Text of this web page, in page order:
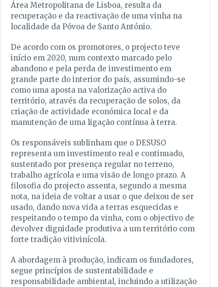
Área Metropolitana de Lisboa, resulta da
recuperação e da reactivação de uma vinha na
localidade da Póvoa de Santo António.
De acordo com os promotores, o projecto teve
início em 2020, num contexto marcado pelo
abandono e pela perda de investimento em
grande parte do interior do país, assumindo-se
como uma aposta na valorização activa do
território, através da recuperação de solos, da
criação de actividade económica local e da
manutenção de uma ligação contínua à terra.
Os responsáveis sublinham que o DESUSO
representa um investimento real e continuado,
sustentado por presença regular no terreno,
trabalho agrícola e uma visão de longo prazo. A
filosofia do projecto assenta, segundo a mesma
nota, na ideia de voltar a usar o que deixou de ser
usado, dando nova vida a terras esquecidas e
respeitando o tempo da vinha, com o objectivo de
devolver dignidade produtiva a um território com
forte tradição vitivinícola.
A abordagem à produção, indicam os fundadores,
segue princípios de sustentabilidade e
responsabilidade ambiental, incluindo a utilização